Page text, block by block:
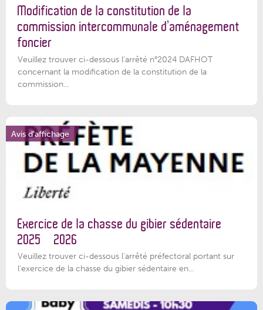
Modification de la constitution de la
commission intercommunale d’aménagement
foncier
Veuillez trouver ci-dessous l'arrêté n°2024 DAFHOT
concernant la modification de la constitution de la
commission...
Avis d'affichage
Exercice de la chasse du gibier sédentaire
2025 – 2026
Veuillez trouver ci-dessous l'arrêté préfectoral portant sur
l'exercice de la chasse du gibier sédentaire en...